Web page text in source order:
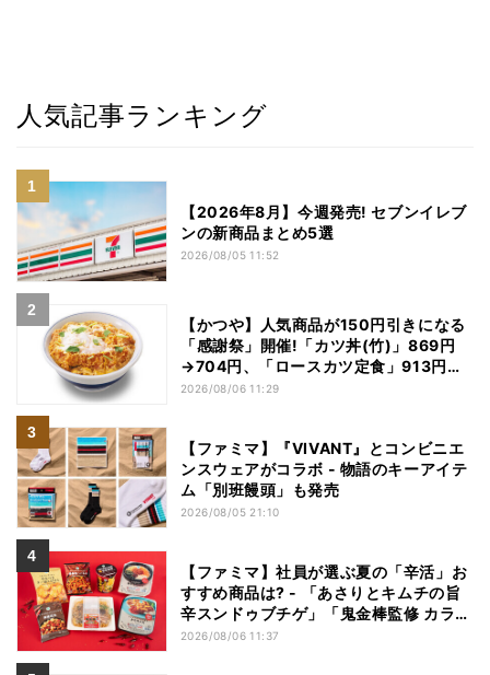
人気記事ランキング
【2026年8月】今週発売! セブンイレブ
ンの新商品まとめ5選
2026/08/05 11:52
【かつや】人気商品が150円引きになる
「感謝祭」開催!「カツ丼(竹)」869円
→704円、「ロースカツ定食」913円
→748円に - 8日間限定
2026/08/06 11:29
【ファミマ】『VIVANT』とコンビニエ
ンスウェアがコラボ - 物語のキーアイテ
ム「別班饅頭」も発売
2026/08/05 21:10
【ファミマ】社員が選ぶ夏の「辛活」お
すすめ商品は? - 「あさりとキムチの旨
辛スンドゥブチゲ」「鬼金棒監修 カラシ
ビ焼き味噌らー麺」「辛さがやみつき!
2026/08/06 11:37